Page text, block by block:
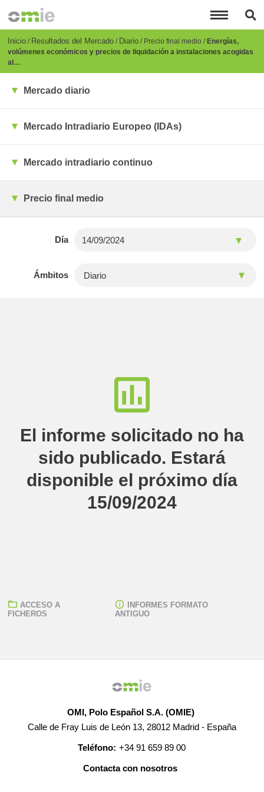
principal
Breadcrumb
Inicio Resultados del Mercado Diario Precio final medio Energías,
volúmenes económicos y precios de liquidación a instalaciones acogidas
al…
Mercado diario
Mercado Intradiario Europeo (IDAs)
Mercado intradiario continuo
Precio final medio
Día
Ámbitos
El informe solicitado no ha
sido publicado. Estará
disponible el próximo día
15/09/2024
ACCESO A
FICHEROS
INFORMES FORMATO
ANTIGUO
OMI, Polo Español S.A. (OMIE)
Calle de Fray Luis de León 13, 28012 Madrid - España
Teléfono: +34 91 659 89 00
Contacta con nosotros